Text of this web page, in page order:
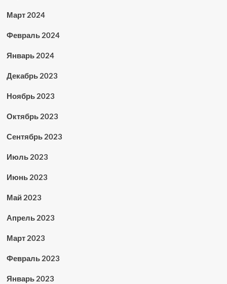
Март 2024
Февраль 2024
Январь 2024
Декабрь 2023
Ноябрь 2023
Октябрь 2023
Сентябрь 2023
Июль 2023
Июнь 2023
Май 2023
Апрель 2023
Март 2023
Февраль 2023
Январь 2023